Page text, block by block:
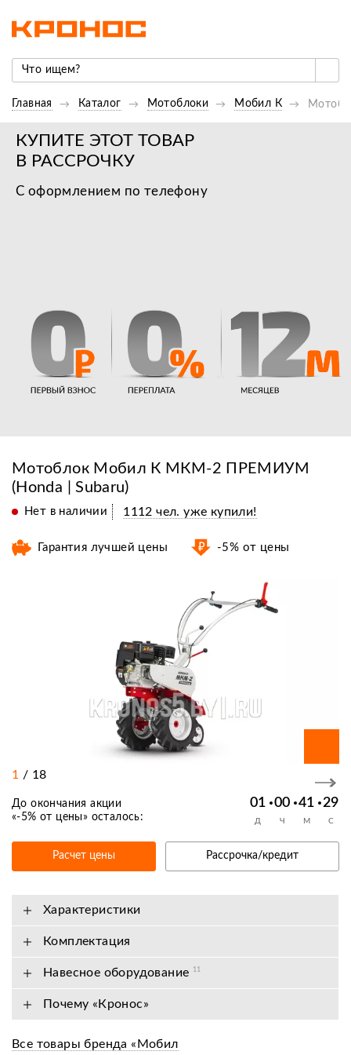
Главная Каталог Мотоблоки Мобил К
КУПИТЕ ЭТОТ ТОВАР
В РАССРОЧКУ
С оформлением по телефону
Мотоблок Мобил К МКМ-2 ПРЕМИУМ
(Honda | Subaru)
Нет в наличии 1112 чел. уже купили!
Гарантия лучшей цены -5% от цены
1 / 18
До окончания акции
«-5% от цены» осталось:
01 00 41 29
Д Ч М С
Расчет цены Рассрочка/кредит
Характеристики
Комплектация
Навесное оборудование 11
Почему «Кронос»
Все товары бренда «Мобил